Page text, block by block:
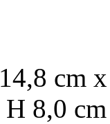
cm
H 8,0